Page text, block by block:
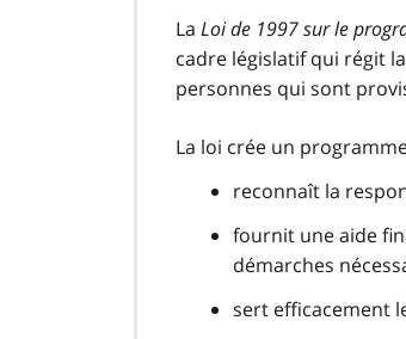
La Loi de 1997 sur le
cadre législatif qui régit
personnes qui sont
La loi crée un
reconnaît la
fournit une aide
démarches
sert efficacement